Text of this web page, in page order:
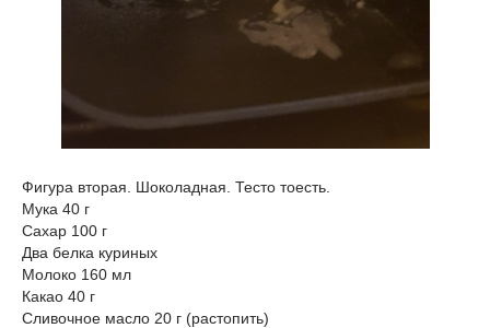
Фигура вторая. Шоколадная. Тесто тоесть.
Мука 40 г
Сахар 100 г
Два белка куриных
Молоко 160 мл
Какао 40 г
Сливочное масло 20 г (растопить)